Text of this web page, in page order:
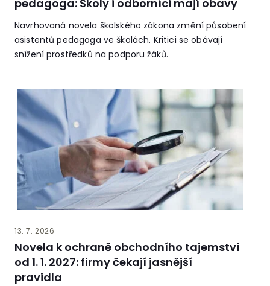
pedagoga: Školy i odborníci mají obavy
Navrhovaná novela školského zákona změní působení
asistentů pedagoga ve školách. Kritici se obávají
snížení prostředků na podporu žáků.
13. 7. 2026
Novela k ochraně obchodního tajemství
od 1. 1. 2027: firmy čekají jasnější
pravidla